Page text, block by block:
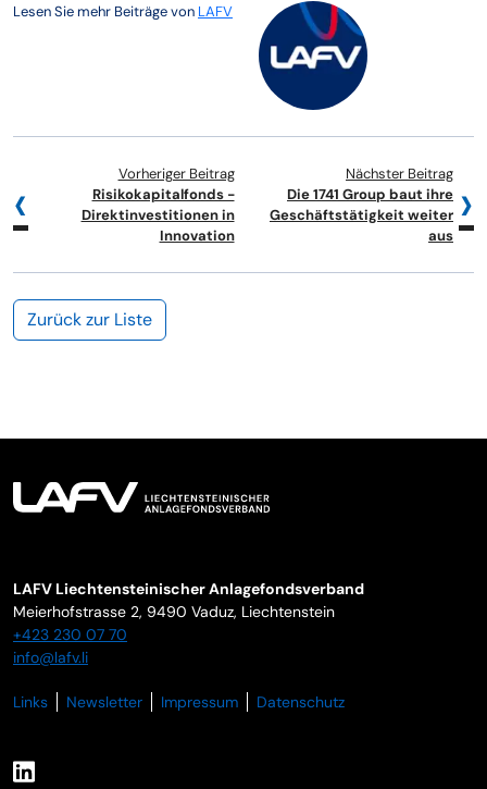
Lesen Sie mehr Beiträge von LAFV
Vorheriger Beitrag
Risikokapitalfonds -
Direktinvestitionen in
Innovation
Nächster Beitrag
Die 1741 Group baut ihre
Geschäftstätigkeit weiter
aus
Zurück zur Liste
LAFV Liechtensteinischer Anlagefondsverband
Meierhofstrasse 2, 9490 Vaduz, Liechtenstein
+423 230 07 70
info@lafv.li
Links Newsletter Impressum Datenschutz